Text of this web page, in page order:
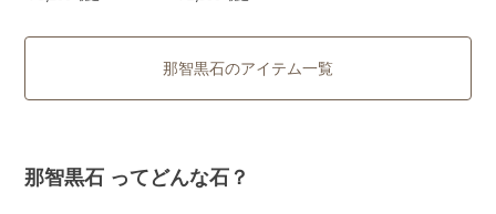
那智黒石のアイテム一覧
那智黒石 ってどんな石？